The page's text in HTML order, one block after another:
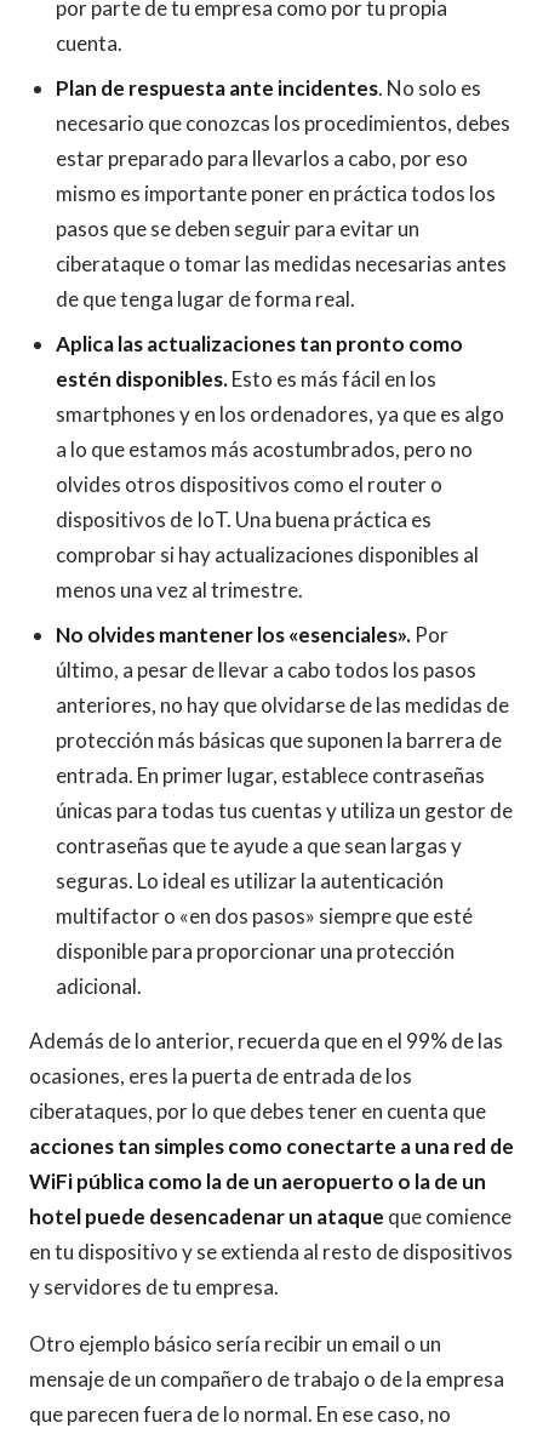
por parte de tu empresa como por tu propia
cuenta.
Plan de respuesta ante incidentes. No solo es
necesario que conozcas los procedimientos, debes
estar preparado para llevarlos a cabo, por eso
mismo es importante poner en práctica todos los
pasos que se deben seguir para evitar un
ciberataque o tomar las medidas necesarias antes
de que tenga lugar de forma real.
Aplica las actualizaciones tan pronto como
estén disponibles.Esto es más fácil en los
smartphones y en los ordenadores, ya que es algo
a lo que estamos más acostumbrados, pero no
olvides otros dispositivos como el router o
dispositivos de IoT. Una buena práctica es
comprobar si hay actualizaciones disponibles al
menos una vez al trimestre.
No olvides mantener los «esenciales». Por
último, a pesar de llevar a cabo todos los pasos
anteriores, no hay que olvidarse de las medidas de
protección más básicas que suponen la barrera de
entrada. En primer lugar, establece contraseñas
únicas para todas tus cuentas y utiliza un gestor de
contraseñas que te ayude a que sean largas y
seguras. Lo ideal es utilizar la autenticación
multifactor o «en dos pasos» siempre que esté
disponible para proporcionar una protección
adicional.
Además de lo anterior, recuerda que en el 99% de las
ocasiones, eres la puerta de entrada de los
ciberataques, por lo que debes tener en cuenta que
acciones tan simples como conectarte a una red de
WiFi pública como la de un aeropuerto o la de un
hotel puede desencadenar un ataque que comience
en tu dispositivo y se extienda al resto de dispositivos
y servidores de tu empresa.
Otro ejemplo básico sería recibir un email o un
mensaje de un compañero de trabajo o de la empresa
que parecen fuera de lo normal. En ese caso, no